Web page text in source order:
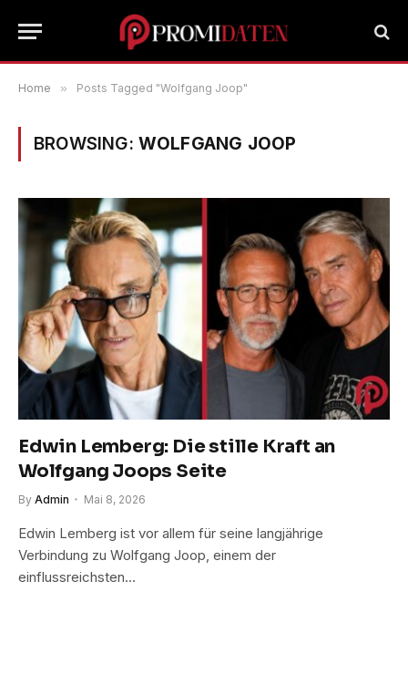
Home » Posts Tagged "Wolfgang Joop"
BROWSING: WOLFGANG JOOP
Edwin Lemberg: Die stille Kraft an
Wolfgang Joops Seite
By Admin Mai 8, 2026
Edwin Lemberg ist vor allem für seine langjährige
Verbindung zu Wolfgang Joop, einem der
einflussreichsten…